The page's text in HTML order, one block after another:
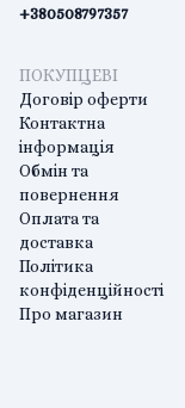
+380508797357
ПОКУПЦЕВІ
Договір оферти
Контактна
інформація
Обмін та
повернення
Оплата та
доставка
Політика
конфіденційності
Про магазин